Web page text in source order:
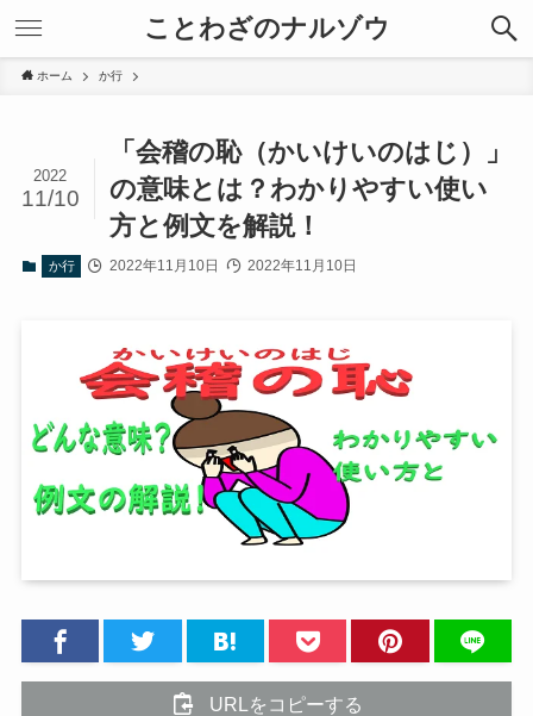
ことわざのナルゾウ
ホーム か行
「会稽の恥（かいけいのはじ）」
の意味とは？わかりやすい使い
方と例文を解説！
2022
11/10
か行 2022年11月10日 2022年11月10日
URLをコピーする